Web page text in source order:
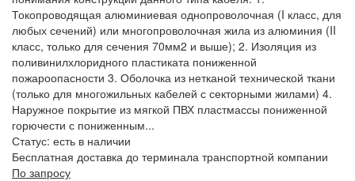
Токопроводящая алюминиевая однопроволочная (I класс, для
любых сечений) или многопроволочная жила из алюминия (II
класс, только для сечения 70мм2 и выше); 2. Изоляция из
поливинилхлоридного пластиката пониженной
пожароопасности 3. Оболочка из нетканой технической ткани
(только для многожильных кабелей с секторными жилами) 4.
Наружное покрытие из мягкой ПВХ пластмассы пониженной
горючести с пониженным...
Статус: есть в наличии
Бесплатная доставка до терминала транспортной компании
По запросу